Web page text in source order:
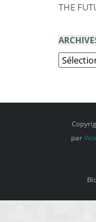
THE
Archives
par